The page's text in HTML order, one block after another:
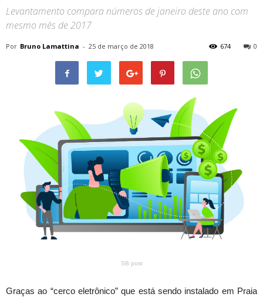
Levantamento compara números de janeiro deste ano com
mesmo mês de 2017
Por Bruno Lamattina - 25 de março de 2018 0
674
SB post
Graças ao “cerco eletrônico” que está sendo instalado em Praia